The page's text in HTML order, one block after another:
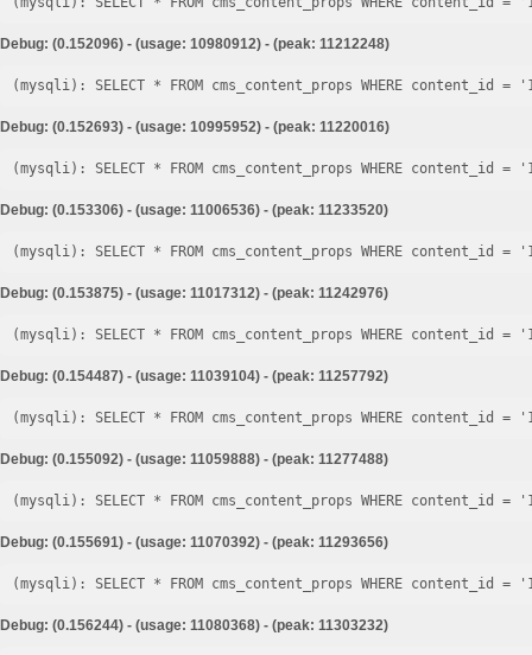
Debug: (0.152096) - (usage: 10980912) - (peak: 11212248)
Debug: (0.152693) - (usage: 10995952) - (peak: 11220016)
Debug: (0.153306) - (usage: 11006536) - (peak: 11233520)
Debug: (0.153875) - (usage: 11017312) - (peak: 11242976)
Debug: (0.154487) - (usage: 11039104) - (peak: 11257792)
Debug: (0.155092) - (usage: 11059888) - (peak: 11277488)
Debug: (0.155691) - (usage: 11070392) - (peak: 11293656)
Debug: (0.156244) - (usage: 11080368) - (peak: 11303232)